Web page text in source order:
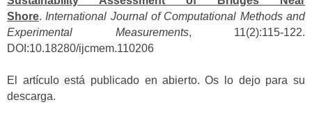
Shore. International Journal of Computational Methods and
Experimental Measurements, 11(2):115-122.
DOI:10.18280/ijcmem.110206
El artículo está publicado en abierto. Os lo dejo para su
descarga.